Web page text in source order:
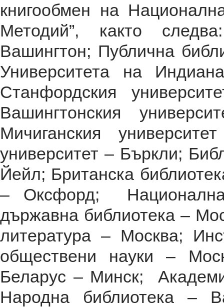
книгообмен на
Методий”, както
Вашингтон; Публична
Университета на
Станфордския
Вашингтонския
Мичиганския
университет – Бъркли;
Йейл; Британска
– Оксфорд;
държавна библиотека –
литература – Москва;
обществени науки –
Беларус – Минск;
Народна библиотека –